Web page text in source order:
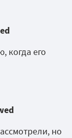
когда его
но